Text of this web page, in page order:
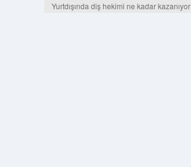
Yurtdışında diş hekimi ne kadar kazanıyor